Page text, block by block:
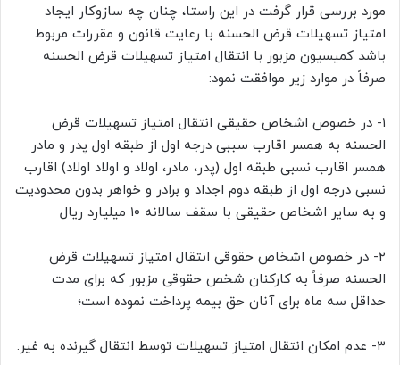
مورد بررسی قرار گرفت در این راستا، چنان چه سازوکار ایجاد
امتیاز تسهیلات قرض الحسنه با رعایت قانون و مقررات مربوط
باشد کمیسیون مزبور با انتقال امتیاز تسهیلات قرض الحسنه
صرفاً در موارد زیر موافقت نمود:
۱- در خصوص اشخاص حقیقی انتقال امتیاز تسهیلات قرض
الحسنه به همسر اقارب سببی درجه اول از طبقه اول پدر و مادر
همسر اقارب نسبی طبقه اول (پدر، مادر، اولاد و اولاد اولاد) اقارب
نسبی درجه اول از طبقه دوم اجداد و برادر و خواهر بدون محدودیت
و به سایر اشخاص حقیقی با سقف سالانه ۱۰ میلیارد ریال
۲- در خصوص اشخاص حقوقی انتقال امتیاز تسهیلات قرض
الحسنه صرفاً به کارکنان شخص حقوقی مزبور که برای مدت
حداقل سه ماه برای آنان حق بیمه پرداخت نموده است؛
۳- عدم امکان انتقال امتیاز تسهیلات توسط انتقال گیرنده به غیر.